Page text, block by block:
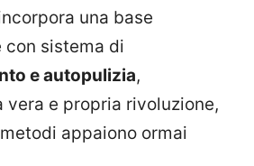
una base
sistema di
e autopulizia,
vera e propria rivoluzione,
appaiono ormai